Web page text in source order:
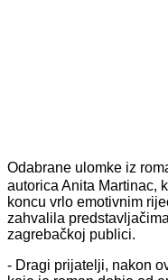
Odabrane ulomke iz
autorica Anita Martinac,
koncu vrlo emotivnim
zahvalila
zagrebačkoj publici.
- Dragi prijatelji, nakon